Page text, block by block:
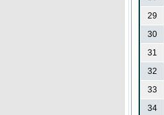
29
30
31
32
33
34